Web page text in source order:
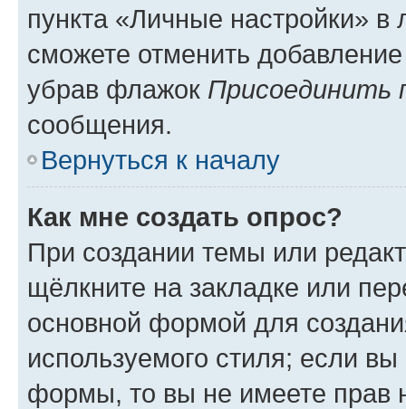
пункта «Личные настройки»
сможете отменить
убрав флажок Присоединить
сообщения.
Вернуться к началу
Как мне создать опрос?
При создании темы или
щёлкните на закладке или
основной формой для
используемого стиля; если
формы, то вы не имеете прав